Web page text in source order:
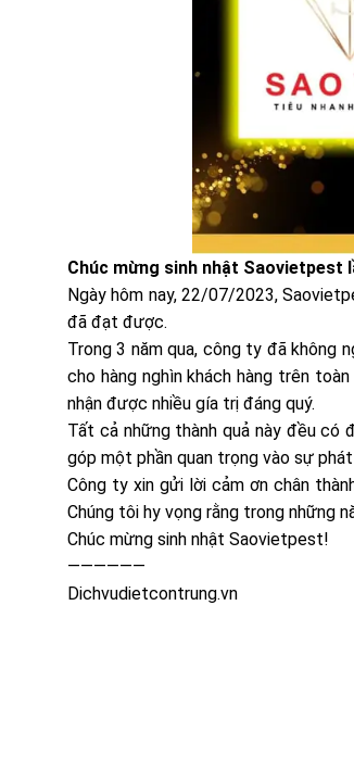
Chúc mừng sinh nhật Saovietpest
Ngày hôm nay, 22/07/2023,
đã đạt được.
Trong 3 năm qua, công ty đã không
cho hàng nghìn khách hàng trên
nhận được nhiều gía trị đáng quý.
Tất cả những thành quả này đều có
góp một phần quan trọng vào sự
Công ty xin gửi lời cảm ơn chân
Chúng tôi hy vọng rằng trong những
Chúc mừng sinh nhật Saovietpest!
——————
Dichvudietcontrung.vn